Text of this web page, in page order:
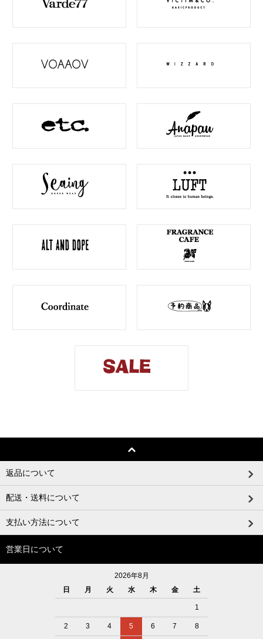
返品について
配送・送料について
支払い方法について
営業日について
2026年8月
日
月 火 水 木 金 土
1
2 3 4 5 6 7 8